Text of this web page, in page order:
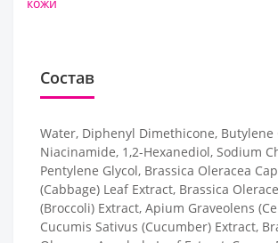
Состав
Water, Diphenyl Dimethicone, Butylene
Niacinamide, 1,2-Hexanediol, Sodium
Pentylene Glycol, Brassica Oleracea
(Cabbage) Leaf Extract, Brassica
(Broccoli) Extract, Apium Graveolens
Cucumis Sativus (Cucumber) Extract,